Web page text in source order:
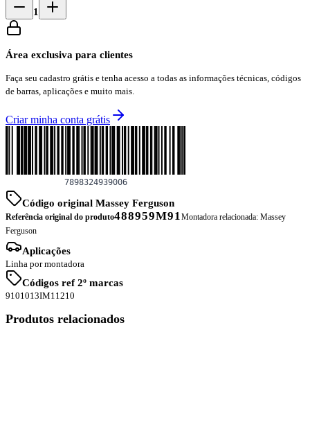
1
Área exclusiva para clientes
Faça seu cadastro grátis e tenha acesso a todas as informações técnicas, códigos
de barras, aplicações e muito mais.
Criar minha conta grátis
Código original Massey Ferguson
Referência original do produto488959M91Montadora relacionada: Massey
Ferguson
Aplicações
Linha por montadora
Códigos ref 2º marcas
9101013IM11210
Produtos relacionados